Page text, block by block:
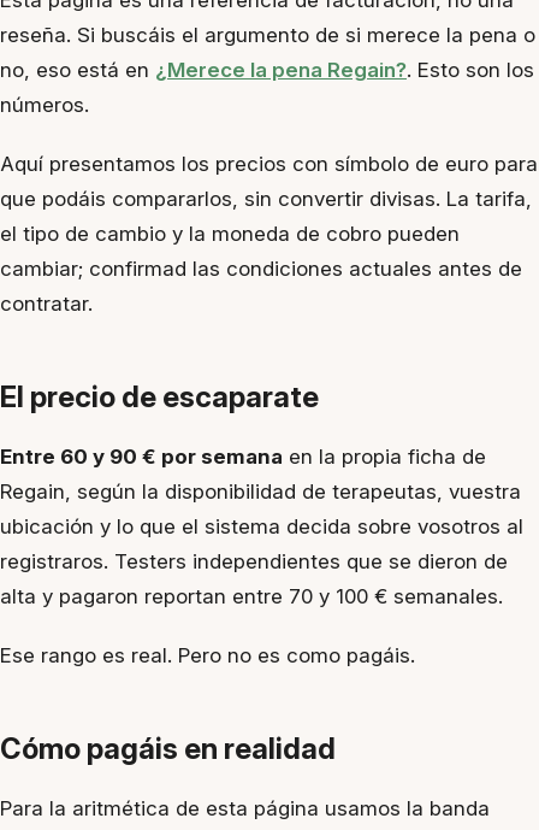
reseña. Si buscáis el argumento de si merece la pena o
no, eso está en ¿Merece la pena Regain?. Esto son los
números.
Aquí presentamos los precios con símbolo de euro para
que podáis compararlos, sin convertir divisas. La tarifa,
el tipo de cambio y la moneda de cobro pueden
cambiar; confirmad las condiciones actuales antes de
contratar.
El precio de escaparate
Entre 60 y 90 € por semana en la propia ficha de
Regain, según la disponibilidad de terapeutas, vuestra
ubicación y lo que el sistema decida sobre vosotros al
registraros. Testers independientes que se dieron de
alta y pagaron reportan entre 70 y 100 € semanales.
Ese rango es real. Pero no es como pagáis.
Cómo pagáis en realidad
Para la aritmética de esta página usamos la banda